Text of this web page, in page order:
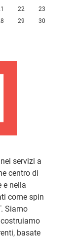
22
23
29
30
servizi a
centro di
e nella
come spin
Siamo
basate